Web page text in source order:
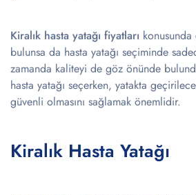
Kiralık hasta yatağı fiyatları
bulunsa da hasta yatağı seçiminde
zamanda kaliteyi de göz önünde
hasta yatağı seçerken, yatakta
güvenli olmasını sağlamak önemlidir.
Kiralık Hasta Yatağı